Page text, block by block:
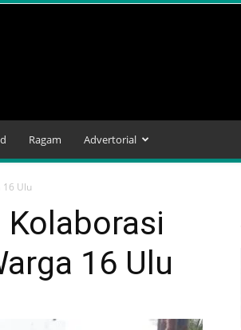
Ragam Advertorial
16 Ulu
Kolaborasi
16 Ulu